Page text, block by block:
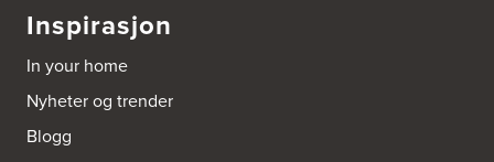
Tel.:22-142214
Borge butikk AS
Sundemoen Næringspark
3300 Hokksund
Inspirasjon
In your home
Nyheter og trender
Blogg